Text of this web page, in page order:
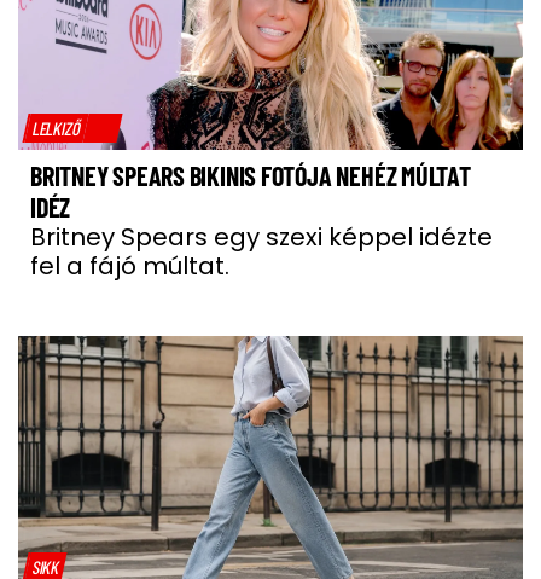
LELKIZŐ
BRITNEY SPEARS BIKINIS FOTÓJA NEHÉZ MÚLTAT
IDÉZ
Britney Spears egy szexi képpel idézte
fel a fájó múltat.
SIKK